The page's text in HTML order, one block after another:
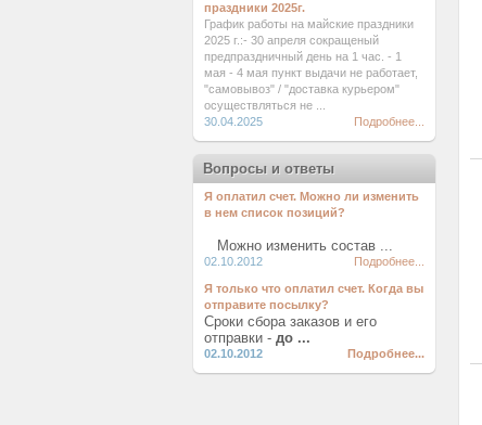
праздники 2025г.
График работы на майские праздники
2025 г.:- 30 апреля сокращеный
предпраздничный день на 1 час. - 1
мая - 4 мая пункт выдачи не работает,
"самовывоз" / "доставка курьером"
осуществляться не ...
30.04.2025
Подробнее...
Вопросы и ответы
Я оплатил счет. Можно ли изменить
в нем список позиций?
Можно изменить состав ...
02.10.2012 Подробнее...
Я только что оплатил счет. Когда вы
отправите посылку?
Сроки сбора заказов и его
отправки - до ...
02.10.2012 Подробнее...